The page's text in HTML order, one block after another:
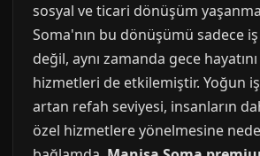
sosyal ve ticari dönüşüm
Soma'nın bu dönüşümü sadece iş
değil, aynı zamanda gece
hizmetleri de etkilemiştir. Yoğun
artan refah seviyesi, insanların
özel hizmetlere yönelmesine